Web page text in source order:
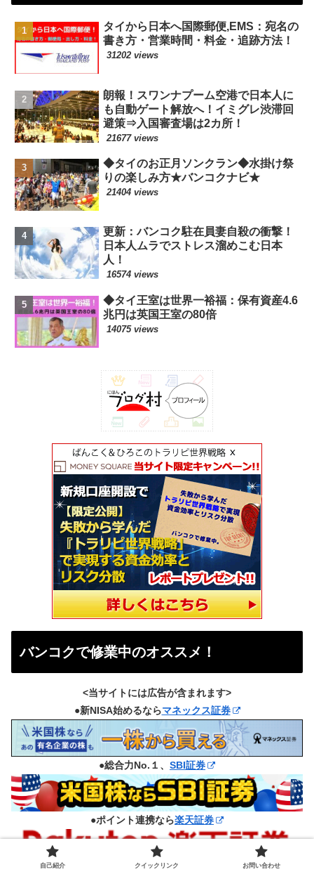
タイから日本へ国際郵便,EMS：宛名の
書き方・営業時間・料金・追跡方法！
31202 views
朗報！スワンナプーム空港で日本人に
も自動ゲート解放へ！イミグレ渋滞回
避策⇒入国審査場は2カ所！
21677 views
◆タイのお正月ソンクラン◆水掛け祭
りの楽しみ方★バンコクナビ★
21404 views
更新：バンコク駐在員妻自殺の衝撃！
日本人ムラでストレス溜めこむ日本
人！
16574 views
◆タイ王室は世界一裕福：保有資産4.6
兆円は英国王室の80倍
14075 views
バンコクで修業中のオススメ！
<当サイトには広告が含まれます>
●新NISA始めるならマネックス証券
●総合力No.１、 SBI証券
●ポイント連携なら楽天証券
自己紹介 クイックリンク お問い合わせ